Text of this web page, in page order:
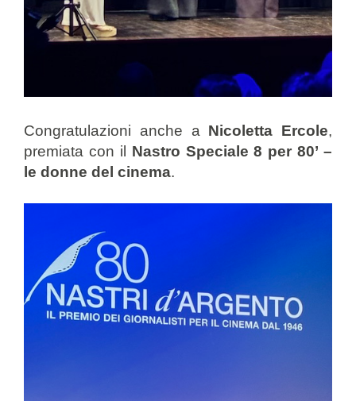
Congratulazioni anche a Nicoletta Ercole,
premiata con il Nastro Speciale 8 per 80’ –
le donne del cinema.